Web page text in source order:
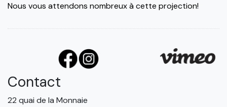
Nous vous attendons nombreux à cette projection!
Contact
22 quai de la Monnaie